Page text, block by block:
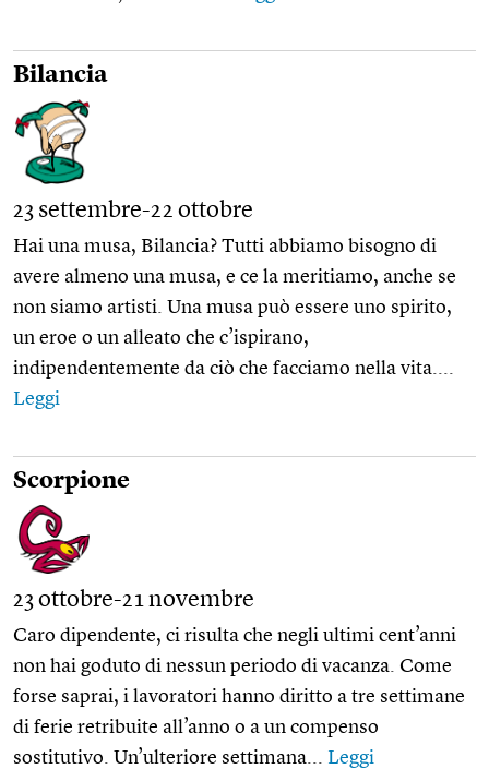
Bilancia
23 settembre-22 ottobre
Hai una musa, Bilancia? Tutti abbiamo bisogno di
avere almeno una musa, e ce la meritiamo, anche se
non siamo artisti. Una musa può essere uno spirito,
un eroe o un alleato che c’ispirano,
indipendentemente da ciò che facciamo nella vita....
Leggi
Scorpione
23 ottobre-21 novembre
Caro dipendente, ci risulta che negli ultimi cent’anni
non hai goduto di nessun periodo di vacanza. Come
forse saprai, i lavoratori hanno diritto a tre settimane
di ferie retribuite all’anno o a un compenso
sostitutivo. Un’ulteriore settimana... Leggi